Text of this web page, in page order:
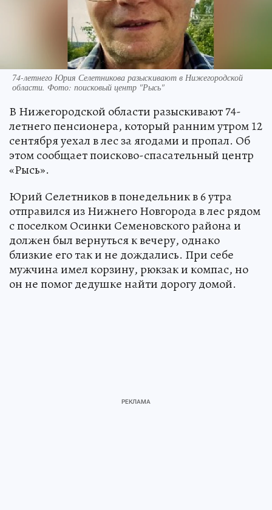
74-летнего Юрия Селетникова разыскивают в Нижегородской
области. Фото: поисковый центр "Рысь"
В Нижегородской области разыскивают 74-
летнего пенсионера, который ранним утром 12
сентября уехал в лес за ягодами и пропал. Об
этом сообщает поисково-спасательный центр
«Рысь».
Юрий Селетников в понедельник в 6 утра
отправился из Нижнего Новгорода в лес рядом
с поселком Осинки Семеновского района и
должен был вернуться к вечеру, однако
близкие его так и не дождались. При себе
мужчина имел корзину, рюкзак и компас, но
он не помог дедушке найти дорогу домой.